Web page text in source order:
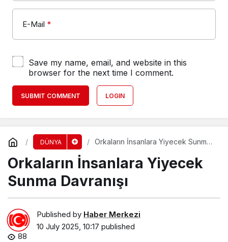
E-Mail *
Save my name, email, and website in this
browser for the next time I comment.
SUBMIT COMMENT LOGIN
DÜNYA
Orkaların İnsanlara Yiyecek Sunma
Orkaların İnsanlara Yiyecek
Sunma Davranışı
Published by Haber Merkezi
10 July 2025, 10:17 published
88